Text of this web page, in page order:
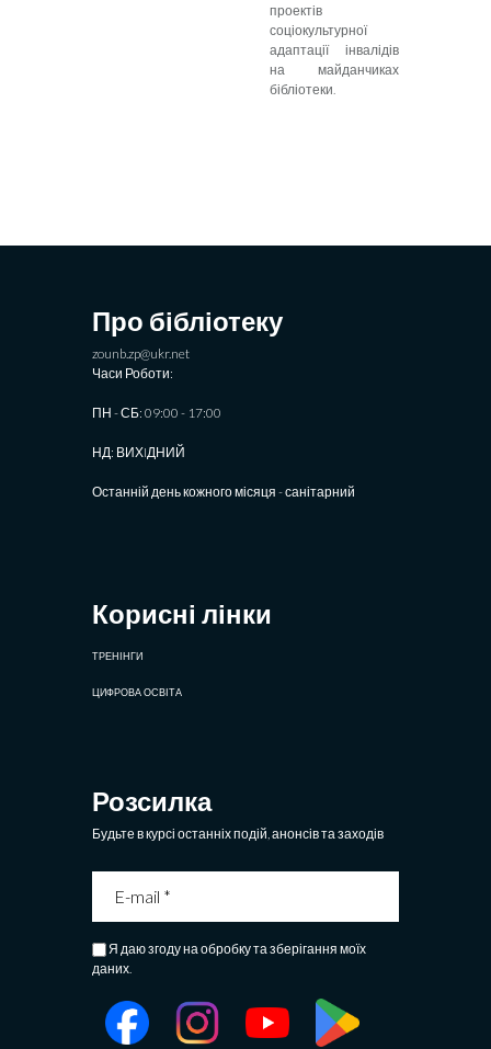
проектів
соціокультурної
адаптації інвалідів
на майданчиках
бібліотеки.
Про бібліотеку
zounb.zp@ukr.net
Часи Роботи:
ПН - СБ: 09:00 - 17:00
НД: ВИХIДНИЙ
Останній день кожного місяця - санітарний
Корисні лінки
ТРЕНІНГИ
ЦИФРОВА ОСВІТА
Розсилка
Будьте в курсі останніх подій, анонсів та заходів
Я даю згоду на обробку та зберігання моїх
даних.